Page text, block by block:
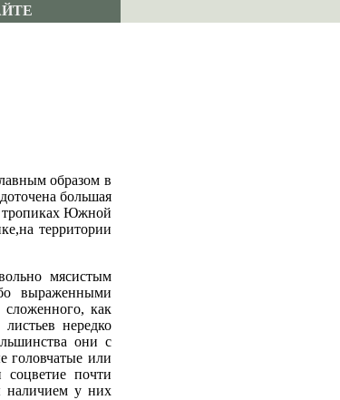
образом в
большая
тропиках Южной
территории
мясистым
выраженными
как
нередко
они с
головчатые или
почти
наличием у них